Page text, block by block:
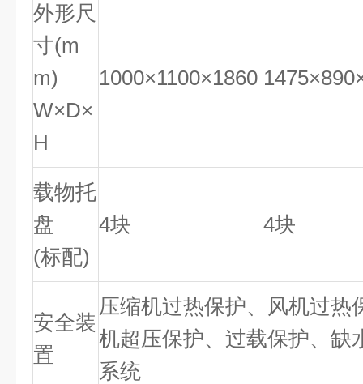
外形尺
寸(m
m)
W×D×
H
1000×1100×1860
载物托
盘
(标配)
4块 4块
安全装
置
压缩机过热保护、风机过热
机超压保护、过载保护、缺
系统